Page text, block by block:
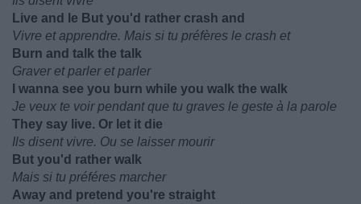
Live and le But you'd rather crash and
Vivre et apprendre. Mais si tu préfères le crash et
Burn and talk the talk
Graver et parler et parler
I wanna see you burn while you walk the walk
Je veux te voir pendant que tu graves le geste à la parole
They say live. Or let it die
Ils disent vivre. Ou se laisser mourir
But you'd rather walk
Mais si tu préféres marcher
Away and pretend you're straight